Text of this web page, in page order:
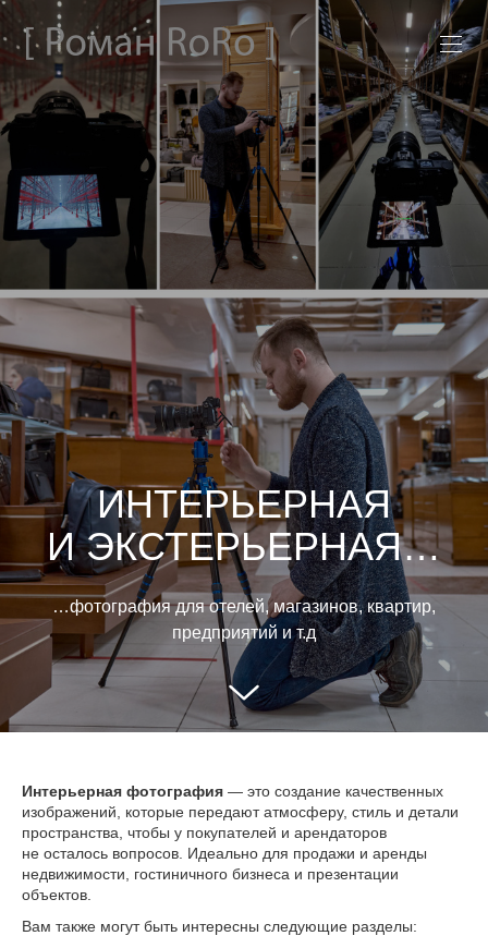
ИНТЕРЬЕРНАЯ
И ЭКСТЕРЬЕРНАЯ…
…фотография для отелей, магазинов, квартир,
предприятий и т.д
Интерьерная фотография — это создание качественных
изображений, которые передают атмосферу, стиль и детали
пространства, чтобы у покупателей и арендаторов
не осталось вопросов. Идеально для продажи и аренды
недвижимости, гостиничного бизнеса и презентации
объектов.
Вам также могут быть интересны следующие разделы: